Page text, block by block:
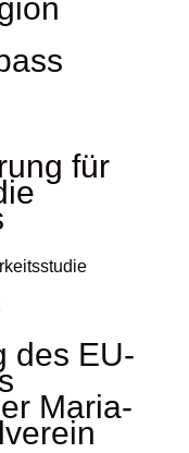
des EU-
Maria-